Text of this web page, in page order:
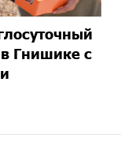
Гнишике с